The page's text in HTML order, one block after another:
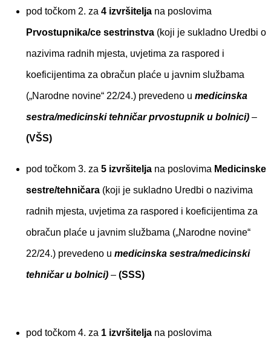
pod točkom 2. za 4 izvršitelja na poslovima
Prvostupnika/ce sestrinstva (koji je sukladno Uredbi o
nazivima radnih mjesta, uvjetima za raspored i
koeficijentima za obračun plaće u javnim službama
(„Narodne novine“ 22/24.) prevedeno u medicinska
sestra/medicinski tehničar prvostupnik u bolnici)–
(VŠS)
pod točkom 3. za 5 izvršitelja na poslovima Medicinske
sestre/tehničara (koji je sukladno Uredbi o nazivima
radnih mjesta, uvjetima za raspored i koeficijentima za
obračun plaće u javnim službama („Narodne novine“
22/24.) prevedeno u medicinska sestra/medicinski
tehničar u bolnici)–(SSS)
pod točkom 4. za 1 izvršitelja na poslovima